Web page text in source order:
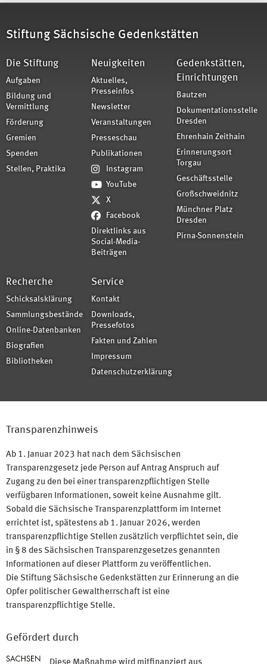
Stiftung Sächsische Gedenkstätten
Die Stiftung
Aufgaben
Bildung und
Vermittlung
Förderung
Gremien
Spenden
Stellen, Praktika
Neuigkeiten
Aktuelles,
Presseinfos
Newsletter
Veranstaltungen
Presseschau
Publikationen
Instagram
YouTube
X
Facebook
Direktlinks aus
Social-Media-
Beiträgen
Gedenkstätten,
Einrichtungen
Bautzen
Dokumentationsstelle
Dresden
Ehrenhain Zeithain
Erinnerungsort
Torgau
Geschäftsstelle
Großschweidnitz
Münchner Platz
Dresden
Pirna-Sonnenstein
Recherche
Schicksalsklärung
Sammlungsbestände
Online-Datenbanken
Biografien
Bibliotheken
Service
Kontakt
Downloads,
Pressefotos
Fakten und Zahlen
Impressum
Datenschutzerklärung
Transparenzhinweis
Ab 1. Januar 2023 hat nach dem Sächsischen
Transparenzgesetz jede Person auf Antrag Anspruch auf
Zugang zu den bei einer transparenzpflichtigen Stelle
verfügbaren Informationen, soweit keine Ausnahme gilt.
Sobald die Sächsische Transparenzplattform im Internet
errichtet ist, spätestens ab 1. Januar 2026, werden
transparenzpflichtige Stellen zusätzlich verpflichtet sein, die
in § 8 des Sächsischen Transparenzgesetzes genannten
Informationen auf dieser Plattform zu veröffentlichen.
Die Stiftung Sächsische Gedenkstätten zur Erinnerung an die
Opfer politischer Gewaltherrschaft ist eine
transparenzpflichtige Stelle.
Gefördert durch